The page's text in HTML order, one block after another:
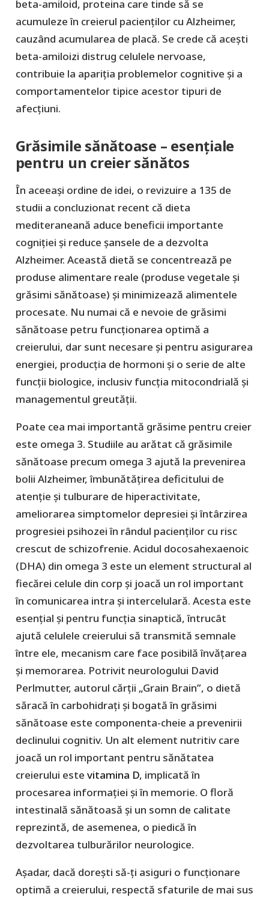
beta-amiloid, proteina care tinde să se
acumuleze în creierul pacienților cu Alzheimer,
cauzând acumularea de placă. Se crede că acești
beta-amiloizi distrug celulele nervoase,
contribuie la apariția problemelor cognitive și a
comportamentelor tipice acestor tipuri de
afecțiuni.
Grăsimile sănătoase – esențiale
pentru un creier sănătos
În aceeași ordine de idei, o revizuire a 135 de
studii a concluzionat recent că dieta
mediteraneană aduce beneficii importante
cogniției și reduce șansele de a dezvolta
Alzheimer. Această dietă se concentrează pe
produse alimentare reale (produse vegetale și
grăsimi sănătoase) și minimizează alimentele
procesate. Nu numai că e nevoie de grăsimi
sănătoase petru funcționarea optimă a
creierului, dar sunt necesare și pentru asigurarea
energiei, producția de hormoni și o serie de alte
funcții biologice, inclusiv funcția mitocondrială și
managementul greutății.
Poate cea mai importantă grăsime pentru creier
este omega 3. Studiile au arătat că grăsimile
sănătoase precum omega 3 ajută la prevenirea
bolii Alzheimer, îmbunătățirea deficitului de
atenție și tulburare de hiperactivitate,
ameliorarea simptomelor depresiei și întârzirea
progresiei psihozei în rândul pacienților cu risc
crescut de schizofrenie. Acidul docosahexaenoic
(DHA) din omega 3 este un element structural al
fiecărei celule din corp și joacă un rol important
în comunicarea intra și intercelulară. Acesta este
esențial și pentru funcția sinaptică, întrucât
ajută celulele creierului să transmită semnale
între ele, mecanism care face posibilă învățarea
și memorarea. Potrivit neurologului David
Perlmutter, autorul cărții „Grain Brain”, o dietă
săracă în carbohidrați și bogată în grăsimi
sănătoase este componenta-cheie a prevenirii
declinului cognitiv. Un alt element nutritiv care
joacă un rol important pentru sănătatea
creierului este vitamina D, implicată în
procesarea informației și în memorie. O floră
intestinală sănătoasă și un somn de calitate
reprezintă, de asemenea, o piedică în
dezvoltarea tulburărilor neurologice.
Așadar, dacă dorești să-ți asiguri o funcționare
optimă a creierului, respectă sfaturile de mai sus